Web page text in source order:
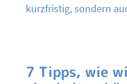
kurzfristig, sondern
7 Tipps, wie